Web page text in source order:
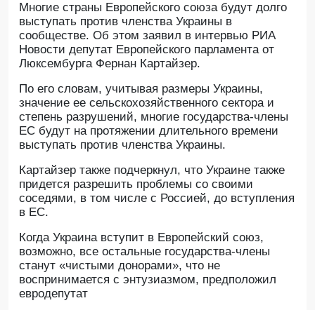
Многие страны Европейского союза будут долго
выступать против членства Украины в
сообществе. Об этом заявил в интервью РИА
Новости депутат Европейского парламента от
Люксембурга Фернан Картайзер.
По его словам, учитывая размеры Украины,
значение ее сельскохозяйственного сектора и
степень разрушений, многие государства-члены
ЕС будут на протяжении длительного времени
выступать против членства Украины.
Картайзер также подчеркнул, что Украине также
придется разрешить проблемы со своими
соседями, в том числе с Россией, до вступления
в ЕС.
Когда Украина вступит в Европейский союз,
возможно, все остальные государства-члены
станут «чистыми донорами», что не
воспринимается с энтузиазмом, предположил
евродепутат